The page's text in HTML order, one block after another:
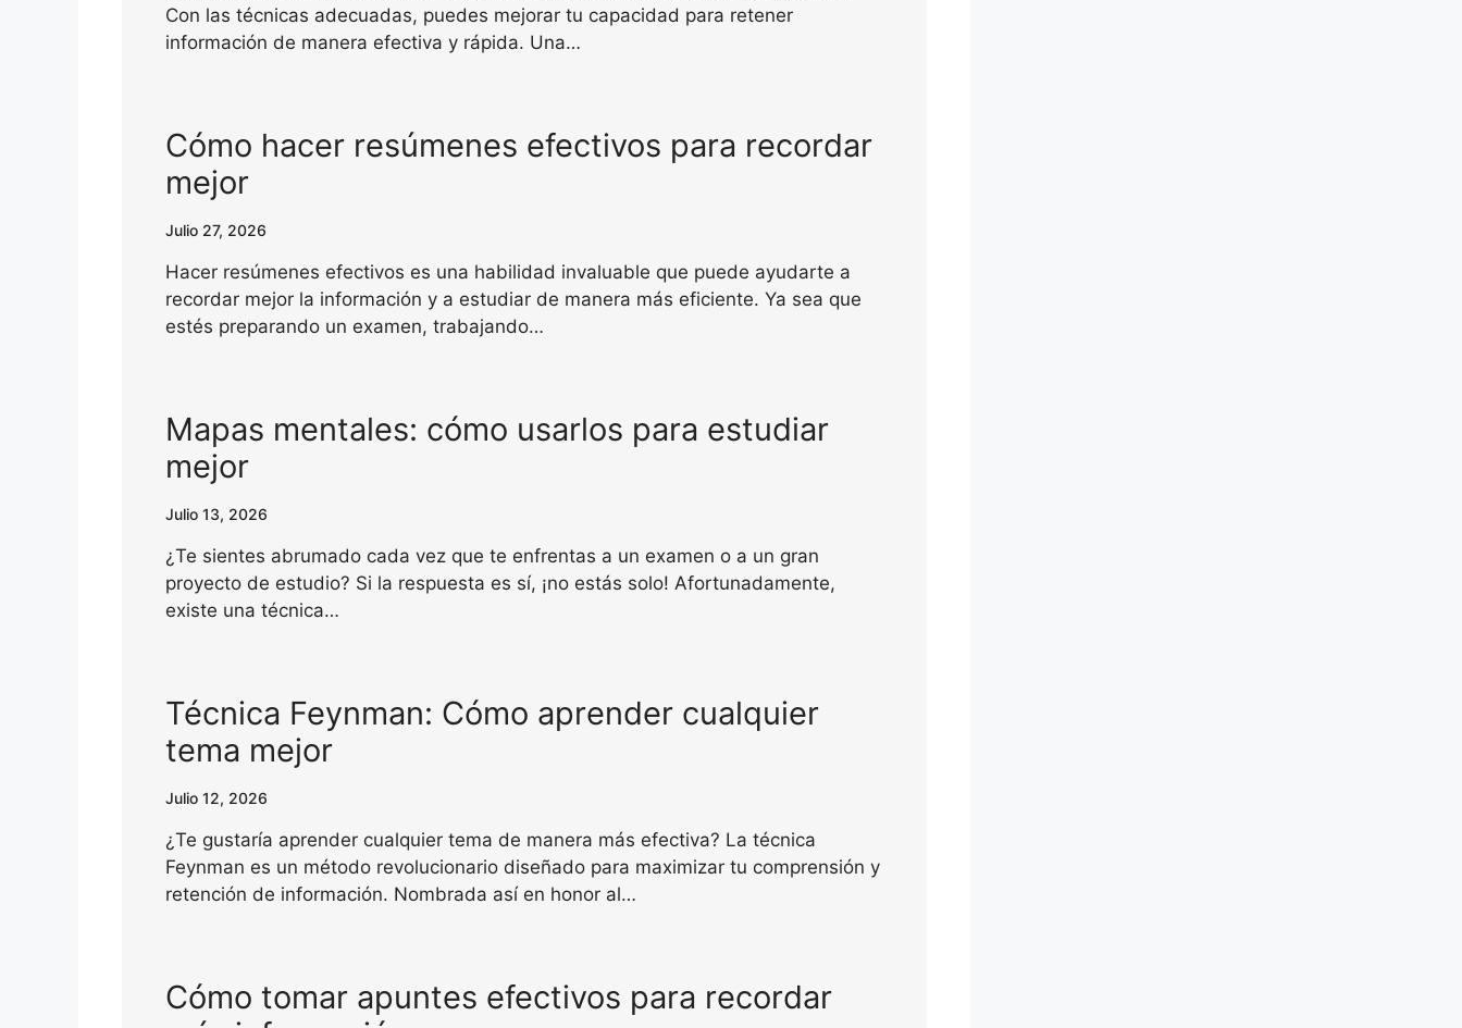
Con las técnicas adecuadas, puedes mejorar tu capacidad para retener
información de manera efectiva y rápida. Una…
Cómo hacer resúmenes efectivos para recordar
mejor
Julio 27, 2026
Hacer resúmenes efectivos es una habilidad invaluable que puede ayudarte a
recordar mejor la información y a estudiar de manera más eficiente. Ya sea que
estés preparando un examen, trabajando…
Mapas mentales: cómo usarlos para estudiar
mejor
Julio 13, 2026
¿Te sientes abrumado cada vez que te enfrentas a un examen o a un gran
proyecto de estudio? Si la respuesta es sí, ¡no estás solo! Afortunadamente,
existe una técnica…
Técnica Feynman: Cómo aprender cualquier
tema mejor
Julio 12, 2026
¿Te gustaría aprender cualquier tema de manera más efectiva? La técnica
Feynman es un método revolucionario diseñado para maximizar tu comprensión y
retención de información. Nombrada así en honor al…
Cómo tomar apuntes efectivos para recordar